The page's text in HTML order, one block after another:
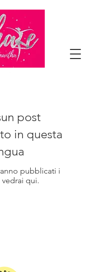
post
in questa
pubblicati i
qui.